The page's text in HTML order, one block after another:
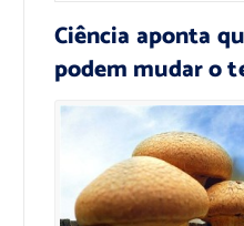
Ciência aponta
podem mudar o